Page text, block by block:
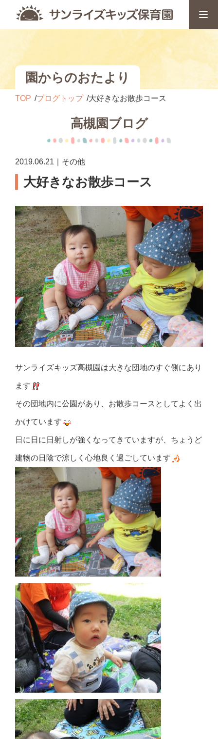
園からのおたより
TOP ブログトップ 大好きなお散歩コース
高槻園ブログ
2019.06.21｜その他
大好きなお散歩コース
サンライズキッズ高槻園は大きな団地のすぐ側にあり
ます
その団地内に公園があり、お散歩コースとしてよく出
かけています
日に日に日射しが強くなってきていますが、ちょうど
建物の日陰で涼しく心地良く過ごしています